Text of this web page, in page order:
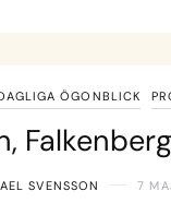
ÖGONBLICK
SVENSSON 7